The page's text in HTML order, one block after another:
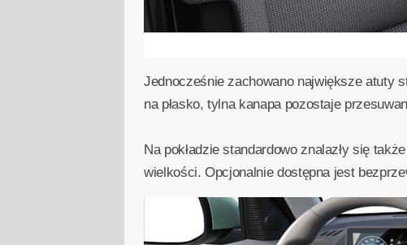
Jednocześnie zachowano największe atuty
na płasko, tylna kanapa pozostaje
Na pokładzie standardowo znalazły się
wielkości. Opcjonalnie dostępna jest